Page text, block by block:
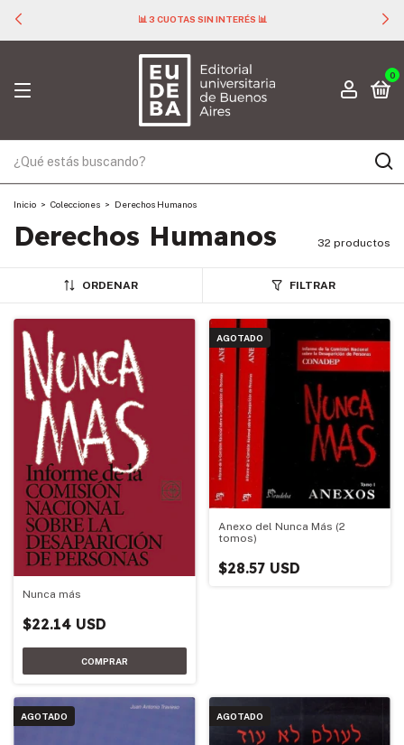
📊 3 CUOTAS SIN INTERÉS 📊
0
Inicio > Colecciones > Derechos Humanos
Derechos Humanos 32 productos
ORDENAR FILTRAR
Nunca más
$22.14 USD
AGOTADO
Anexo del Nunca Más (2
tomos)
$28.57 USD
AGOTADO AGOTADO